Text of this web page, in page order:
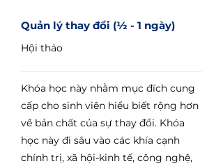
Quản lý thay đổi (½ - 1 ngày)
Hội thảo
Khóa học này nhằm mục đích cung
cấp cho sinh viên hiểu biết rộng hơn
về bản chất của sự thay đổi. Khóa
học này đi sâu vào các khía cạnh
chính trị, xã hội-kinh tế, công nghệ,